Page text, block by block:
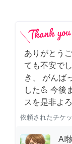
ありがとう
ても不安で
き、 がんば
した💪 今後
スを是非よ
依頼されたチケ
AI